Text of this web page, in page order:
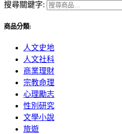
搜尋關鍵字:
商品分類:
人文史地
人文社科
商業理財
宗教命理
心理勵志
性別研究
文學小說
旅遊